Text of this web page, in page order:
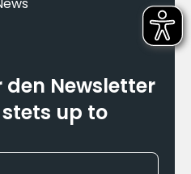
Newsletter
up to